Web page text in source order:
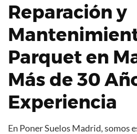
Reparación y
Parquet en
Más de 30
Experiencia
En Poner Suelos Madrid, somos